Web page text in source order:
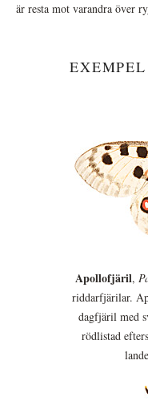
är resta mot varandra över
Apollofjäril,
riddarfjärilar.
dagfjäril med
rödlistad